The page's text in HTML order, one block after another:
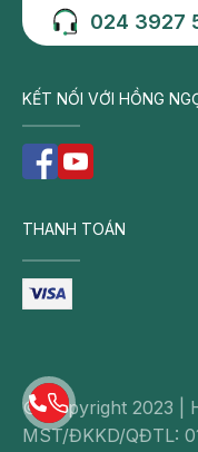
024 3927
KẾT NỐI VỚI HỒNG
THANH TOÁN
© Copyright 2023 |
MST/ĐKKD/QĐTL: